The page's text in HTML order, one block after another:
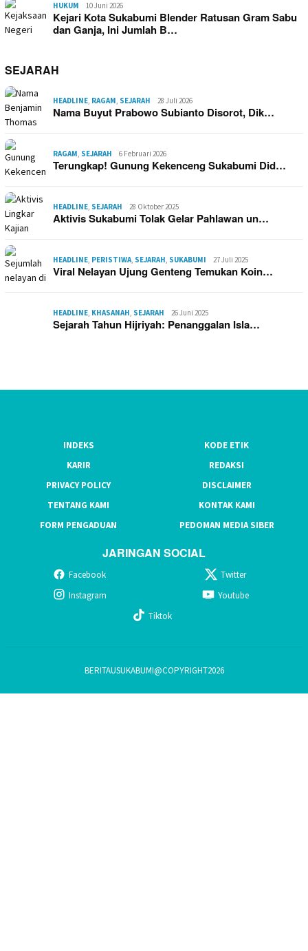
HUKUM 10 Juni 2026
Kejari Kota Sukabumi Blender Ratusan Gram Sabu
dan Ganja, Ini Jumlah B…
SEJARAH
HEADLINE, RAGAM, SEJARAH 28 Juli 2026
Nama Buyut Prabowo Subianto Disorot, Dik…
RAGAM, SEJARAH 6 Februari 2026
Terungkap! Gunung Kekenceng Sukabumi Did…
HEADLINE, SEJARAH 28 Oktober 2025
Aktivis Sukabumi Tolak Gelar Pahlawan un…
HEADLINE, PERISTIWA, SEJARAH, SUKABUMI 27 Juli 2025
Viral Nelayan Ujung Genteng Temukan Koin…
HEADLINE, KHASANAH, SEJARAH 26 Juni 2025
Sejarah Tahun Hijriyah: Penanggalan Isla…
INDEKS
KODE ETIK
KARIR
REDAKSI
PRIVACY POLICY
DISCLAIMER
TENTANG KAMI
KONTAK KAMI
FORM PENGADUAN
PEDOMAN MEDIA SIBER
JARINGAN SOCIAL
Facebook
Twitter
Instagram
Youtube
Tiktok
BERITAUSUKABUMI@COPYRIGHT2026